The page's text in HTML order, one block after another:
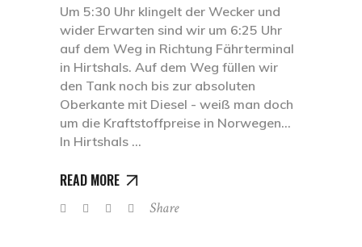
Um 5:30 Uhr klingelt der Wecker und
wider Erwarten sind wir um 6:25 Uhr
auf dem Weg in Richtung Fährterminal
in Hirtshals. Auf dem Weg füllen wir
den Tank noch bis zur absoluten
Oberkante mit Diesel - weiß man doch
um die Kraftstoffpreise in Norwegen…
In Hirtshals
READ MORE
Share